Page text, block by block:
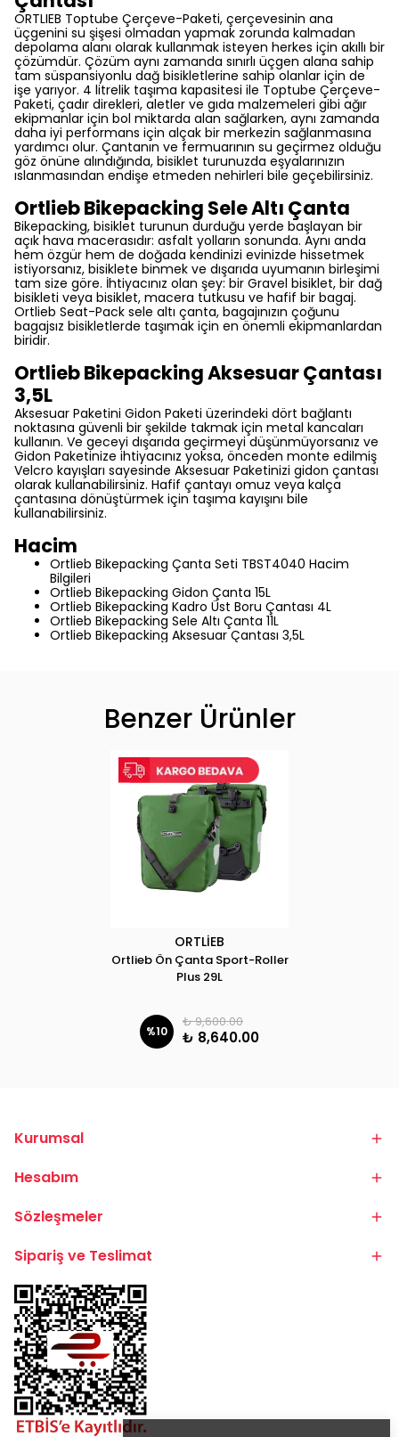
ORTLIEB Toptube Çerçeve-Paketi, çerçevesinin ana
üçgenini su şişesi olmadan yapmak zorunda kalmadan
depolama alanı olarak kullanmak isteyen herkes için akıllı bir
çözümdür. Çözüm aynı zamanda sınırlı üçgen alana sahip
tam süspansiyonlu dağ bisikletlerine sahip olanlar için de
işe yarıyor. 4 litrelik taşıma kapasitesi ile Toptube Çerçeve-
Paketi, çadır direkleri, aletler ve gıda malzemeleri gibi ağır
ekipmanlar için bol miktarda alan sağlarken, aynı zamanda
daha iyi performans için alçak bir merkezin sağlanmasına
yardımcı olur. Çantanın ve fermuarının su geçirmez olduğu
göz önüne alındığında, bisiklet turunuzda eşyalarınızın
ıslanmasından endişe etmeden nehirleri bile geçebilirsiniz.
Ortlieb Bikepacking Sele Altı Çanta
Bikepacking, bisiklet turunun durduğu yerde başlayan bir
açık hava macerasıdır: asfalt yolların sonunda. Aynı anda
hem özgür hem de doğada kendinizi evinizde hissetmek
istiyorsanız, bisiklete binmek ve dışarıda uyumanın birleşimi
tam size göre. İhtiyacınız olan şey: bir Gravel bisiklet, bir dağ
bisikleti veya bisiklet, macera tutkusu ve hafif bir bagaj.
Ortlieb Seat-Pack sele altı çanta, bagajınızın çoğunu
bagajsız bisikletlerde taşımak için en önemli ekipmanlardan
biridir.
Ortlieb Bikepacking Aksesuar Çantası
3,5L
Aksesuar Paketini Gidon Paketi üzerindeki dört bağlantı
noktasına güvenli bir şekilde takmak için metal kancaları
kullanın. Ve geceyi dışarıda geçirmeyi düşünmüyorsanız ve
Gidon Paketinize ihtiyacınız yoksa, önceden monte edilmiş
Velcro kayışları sayesinde Aksesuar Paketinizi gidon çantası
olarak kullanabilirsiniz. Hafif çantayı omuz veya kalça
çantasına dönüştürmek için taşıma kayışını bile
kullanabilirsiniz.
Hacim
Ortlieb Bikepacking Çanta Seti TBST4040 Hacim
Bilgileri
Ortlieb Bikepacking Gidon Çanta 15L
Ortlieb Bikepacking Kadro Üst Boru Çantası 4L
Ortlieb Bikepacking Sele Altı Çanta 11L
Ortlieb Bikepacking Aksesuar Çantası 3,5L
Benzer Ürünler
ORTLİEB
Ortlieb Ön Çanta Sport-Roller
Plus 29L
%10
₺ 9,600.00
₺ 8,640.00
Kurumsal
Hesabım
Sözleşmeler
Sipariş ve Teslimat